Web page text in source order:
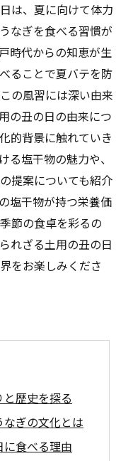
は、夏に向けて体力
なぎを食べる習慣が
時代からの知恵が生
ることで夏バテを防
の風習には深い由来
の丑の日の由来につ
的背景に触れていき
る塩干物の魅力や、
提案についても紹介
塩干物が持つ栄養価
節の食卓を彩るの
れざる土用の丑の日
をお楽しみくださ
歴史を探る
ぎの文化とは
食べる理由